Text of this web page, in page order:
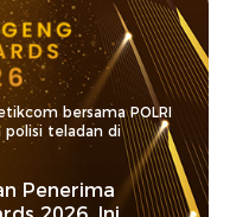
bersama POLRI
polisi teladan di
Penerima